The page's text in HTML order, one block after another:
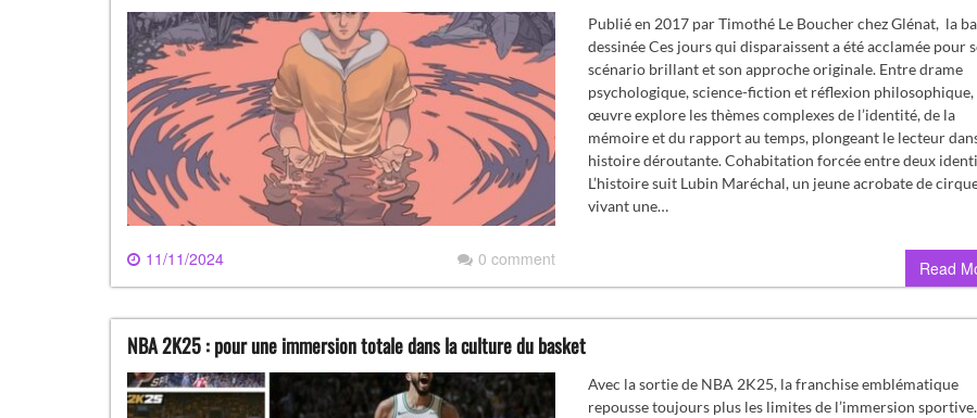
11/11/2024 0 comment
Publié en 2017 par Timothé Le Boucher chez Glénat, la
dessinée Ces jours qui disparaissent a été acclamée pour
scénario brillant et son approche originale. Entre drame
psychologique, science-fiction et réflexion philosophique,
œuvre explore les thèmes complexes de l’identité, de la
mémoire et du rapport au temps, plongeant le lecteur
histoire déroutante. Cohabitation forcée entre deux
L’histoire suit Lubin Maréchal, un jeune acrobate de
vivant une…
Read
NBA 2K25 : pour une immersion totale dans la culture du basket
Avec la sortie de NBA 2K25, la franchise emblématique
repousse toujours plus les limites de l’immersion